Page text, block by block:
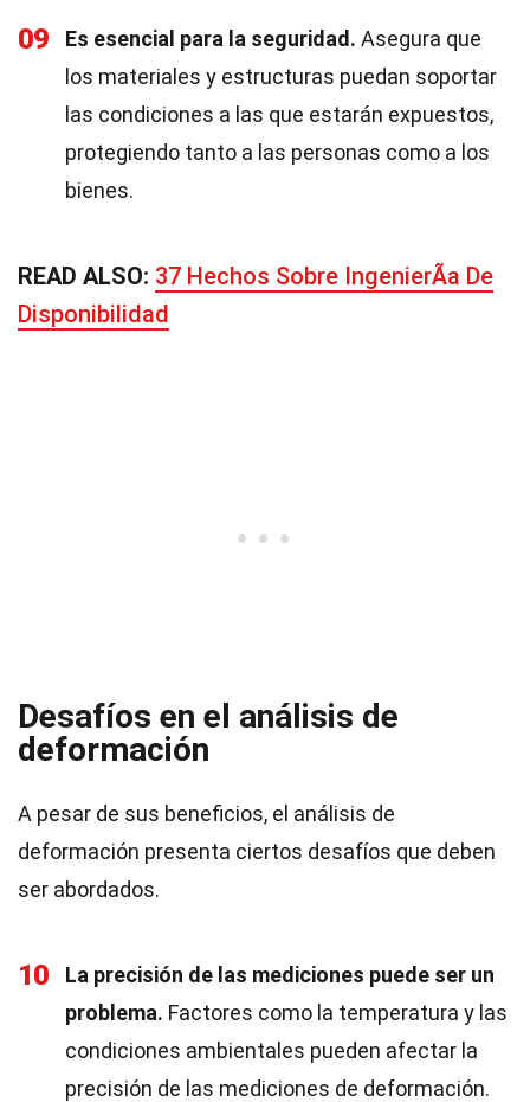
09 Es esencial para la seguridad. Asegura que
los materiales y estructuras puedan soportar
las condiciones a las que estarán expuestos,
protegiendo tanto a las personas como a los
bienes.
READ ALSO: 37 Hechos Sobre IngenierÃ­a De
Disponibilidad
Desafíos en el análisis de
deformación
A pesar de sus beneficios, el análisis de
deformación presenta ciertos desafíos que deben
ser abordados.
10
La precisión de las mediciones puede ser un
problema. Factores como la temperatura y las
condiciones ambientales pueden afectar la
precisión de las mediciones de deformación.